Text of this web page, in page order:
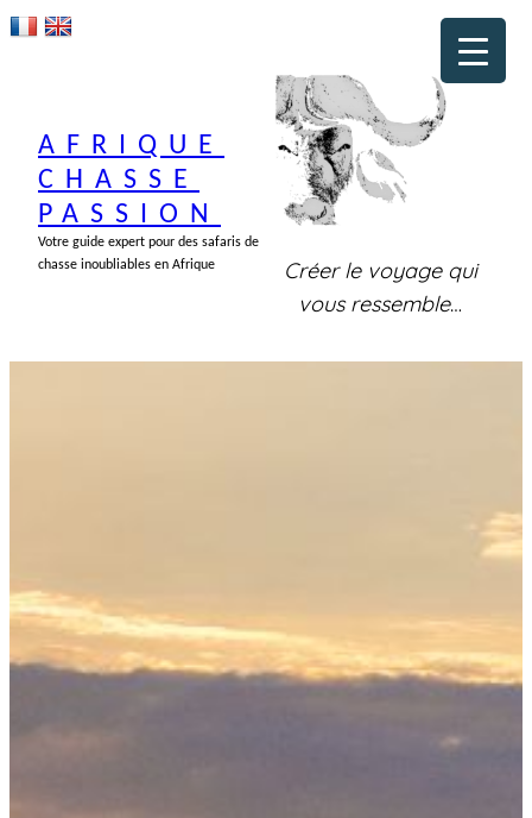
Aller
AFRIQUE
CHASSE
PASSION
Votre guide expert pour des safaris de
chasse inoubliables en Afrique
Créer le voyage qui
vous ressemble…